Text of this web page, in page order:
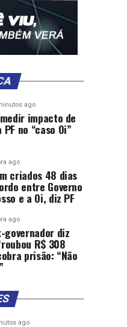
ago
impacto de
no “caso Oi”
ago
criados 48 dias
entre Governo
e a Oi, diz PF
ago
governador diz
R$ 308
prisão: “Não
ago